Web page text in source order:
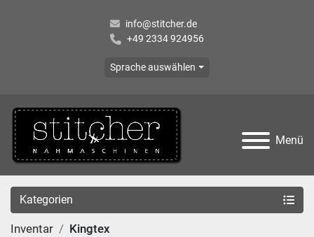
info@stitcher.de
+49 2334 924956
Sprache auswählen
Menü
Kategorien
Inventar Kingtex